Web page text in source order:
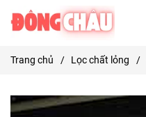
Trang chủ / Lọc chất lỏng /